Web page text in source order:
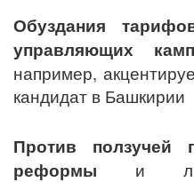
Обуздания
управляющих
например,
кандидат в Башкирии
Против ползучей
реформы и